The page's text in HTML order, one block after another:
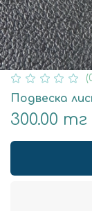
Подвеска
300.00 тг